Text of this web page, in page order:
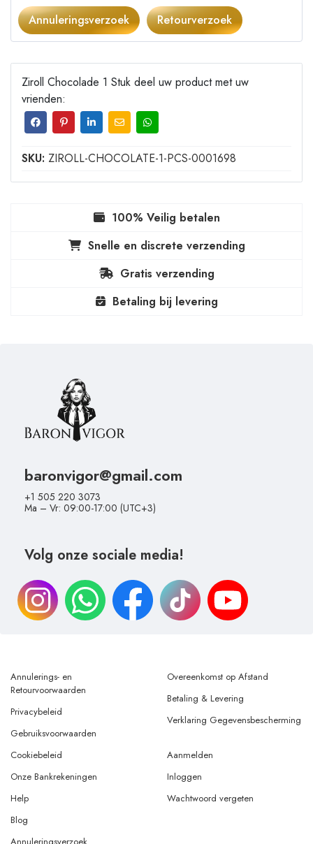
Annuleringsverzoek Retourverzoek
Ziroll Chocolade 1 Stuk deel uw product met uw
vrienden:
SKU: ZIROLL-CHOCOLATE-1-PCS-0001698
100% Veilig betalen
Snelle en discrete verzending
Gratis verzending
Betaling bij levering
baronvigor@gmail.com
+1 505 220 3073
Ma – Vr: 09:00-17:00 (UTC+3)
Volg onze sociale media!
Annulerings- en
Retourvoorwaarden
Privacybeleid
Gebruiksvoorwaarden
Overeenkomst op Afstand
Betaling & Levering
Verklaring Gegevensbescherming
Cookiebeleid
Onze Bankrekeningen
Help
Aanmelden
Inloggen
Wachtwoord vergeten
Blog